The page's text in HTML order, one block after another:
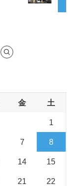
金 土
1
7 8
14 15
21 22